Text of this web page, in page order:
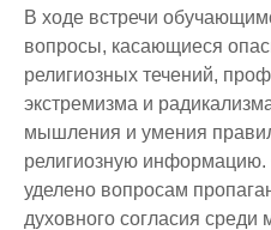
Центр карьеры
Центр неформального и
Конкурсы
Бизнес инкубатор
В ходе встречи
вопросы, касающиеся
религиозных течений,
экстремизма и
мышления и умения
религиозную
уделено вопросам
духовного согласия среди